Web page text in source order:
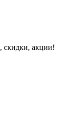
, скидки, акции!